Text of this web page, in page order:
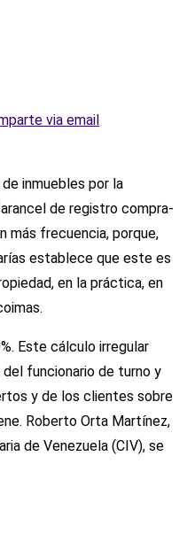
via email
inmuebles por la
de registro compra-
más frecuencia, porque,
establece que este es
en la práctica, en
Este cálculo irregular
funcionario de turno y
y de los clientes sobre
Roberto Orta Martínez,
de Venezuela (CIV), se